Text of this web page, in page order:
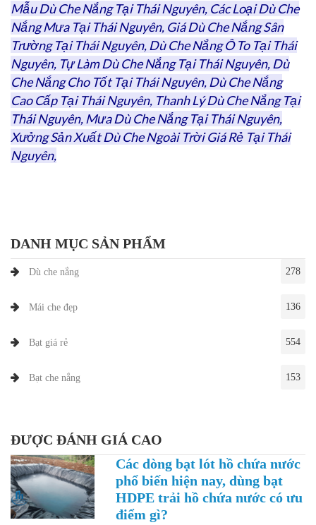
Mẫu Dù Che Nắng Tại Thái Nguyên, Các Loại Dù Che
Nắng Mưa Tại Thái Nguyên, Giá Dù Che Nắng Sân
Trường Tại Thái Nguyên, Dù Che Nắng Ô To Tại Thái
Nguyên, Tự Làm Dù Che Nắng Tại Thái Nguyên, Dù
Che Nắng Cho Tốt Tại Thái Nguyên, Dù Che Nắng
Cao Cấp Tại Thái Nguyên, Thanh Lý Dù Che Nắng Tại
Thái Nguyên, Mưa Dù Che Nắng Tại Thái Nguyên,
Xưởng Sản Xuất Dù Che Ngoài Trời Giá Rẻ Tại Thái
Nguyên,
DANH MỤC SẢN PHẨM
Dù che nắng 278
Mái che đẹp 136
Bạt giá rẻ 554
Bạt che nắng 153
ĐƯỢC ĐÁNH GIÁ CAO
Các dòng bạt lót hồ chứa nước
phổ biến hiện nay, dùng bạt
HDPE trải hồ chứa nước có ưu
điểm gì?